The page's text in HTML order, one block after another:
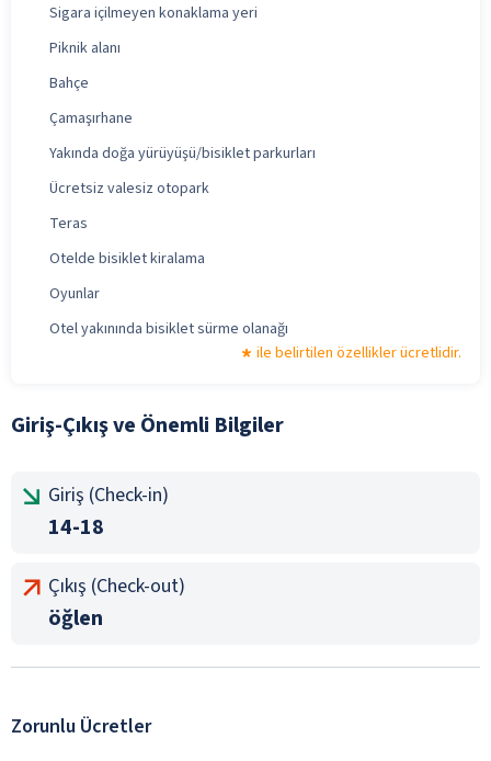
Sigara içilmeyen konaklama yeri
Piknik alanı
Bahçe
Çamaşırhane
Yakında doğa yürüyüşü/bisiklet parkurları
Ücretsiz valesiz otopark
Teras
Otelde bisiklet kiralama
Oyunlar
Otel yakınında bisiklet sürme olanağı
ile belirtilen özellikler ücretlidir.
Giriş-Çıkış ve Önemli Bilgiler
Giriş (Check-in)
14-18
Çıkış (Check-out)
öğlen
Zorunlu Ücretler